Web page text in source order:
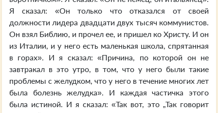
Я сказал: «Он только что отказался от своей
должности лидера двадцати двух тысяч коммунистов.
Он взял Библию, и прочел ее, и пришел ко Христу. И он
из Италии, и у него есть маленькая школа, спрятанная
в горах». И я сказал: «Причина, по которой он не
завтракал в это утро, в том, что у него были такие
проблемы с желудком, что у него в течение многих лет
была болезнь желудка». И каждая частичка этого
была истиной. И я сказал: «Так вот, это „Так говорит